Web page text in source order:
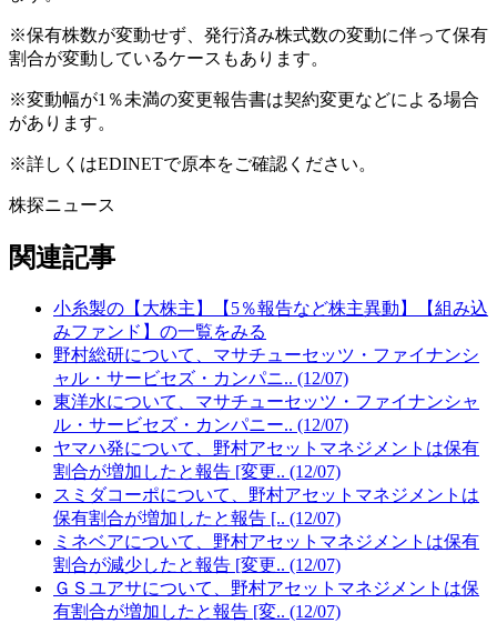
※保有株数が変動せず、発行済み株式数の変動に伴って保有
割合が変動しているケースもあります。
※変動幅が1％未満の変更報告書は契約変更などによる場合
があります。
※詳しくはEDINETで原本をご確認ください。
株探ニュース
関連記事
小糸製の【大株主】【5％報告など株主異動】【組み込
みファンド】の一覧をみる
野村総研について、マサチューセッツ・ファイナンシ
ャル・サービセズ・カンパニ.. (12/07)
東洋水について、マサチューセッツ・ファイナンシャ
ル・サービセズ・カンパニー.. (12/07)
ヤマハ発について、野村アセットマネジメントは保有
割合が増加したと報告 [変更.. (12/07)
スミダコーポについて、野村アセットマネジメントは
保有割合が増加したと報告 [.. (12/07)
ミネベアについて、野村アセットマネジメントは保有
割合が減少したと報告 [変更.. (12/07)
ＧＳユアサについて、野村アセットマネジメントは保
有割合が増加したと報告 [変.. (12/07)